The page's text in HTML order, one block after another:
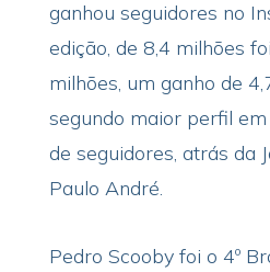
ganhou seguidores no
edição, de 8,4 milhões
milhões, um ganho de
segundo maior perfil
de seguidores, atrás da
Paulo André.
Pedro Scooby foi o 4º